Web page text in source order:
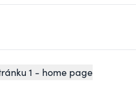
1 - home page